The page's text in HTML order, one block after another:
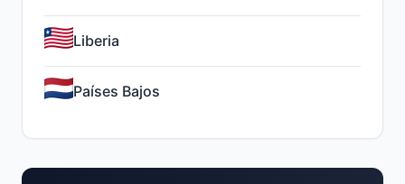
Liberia
Países Bajos